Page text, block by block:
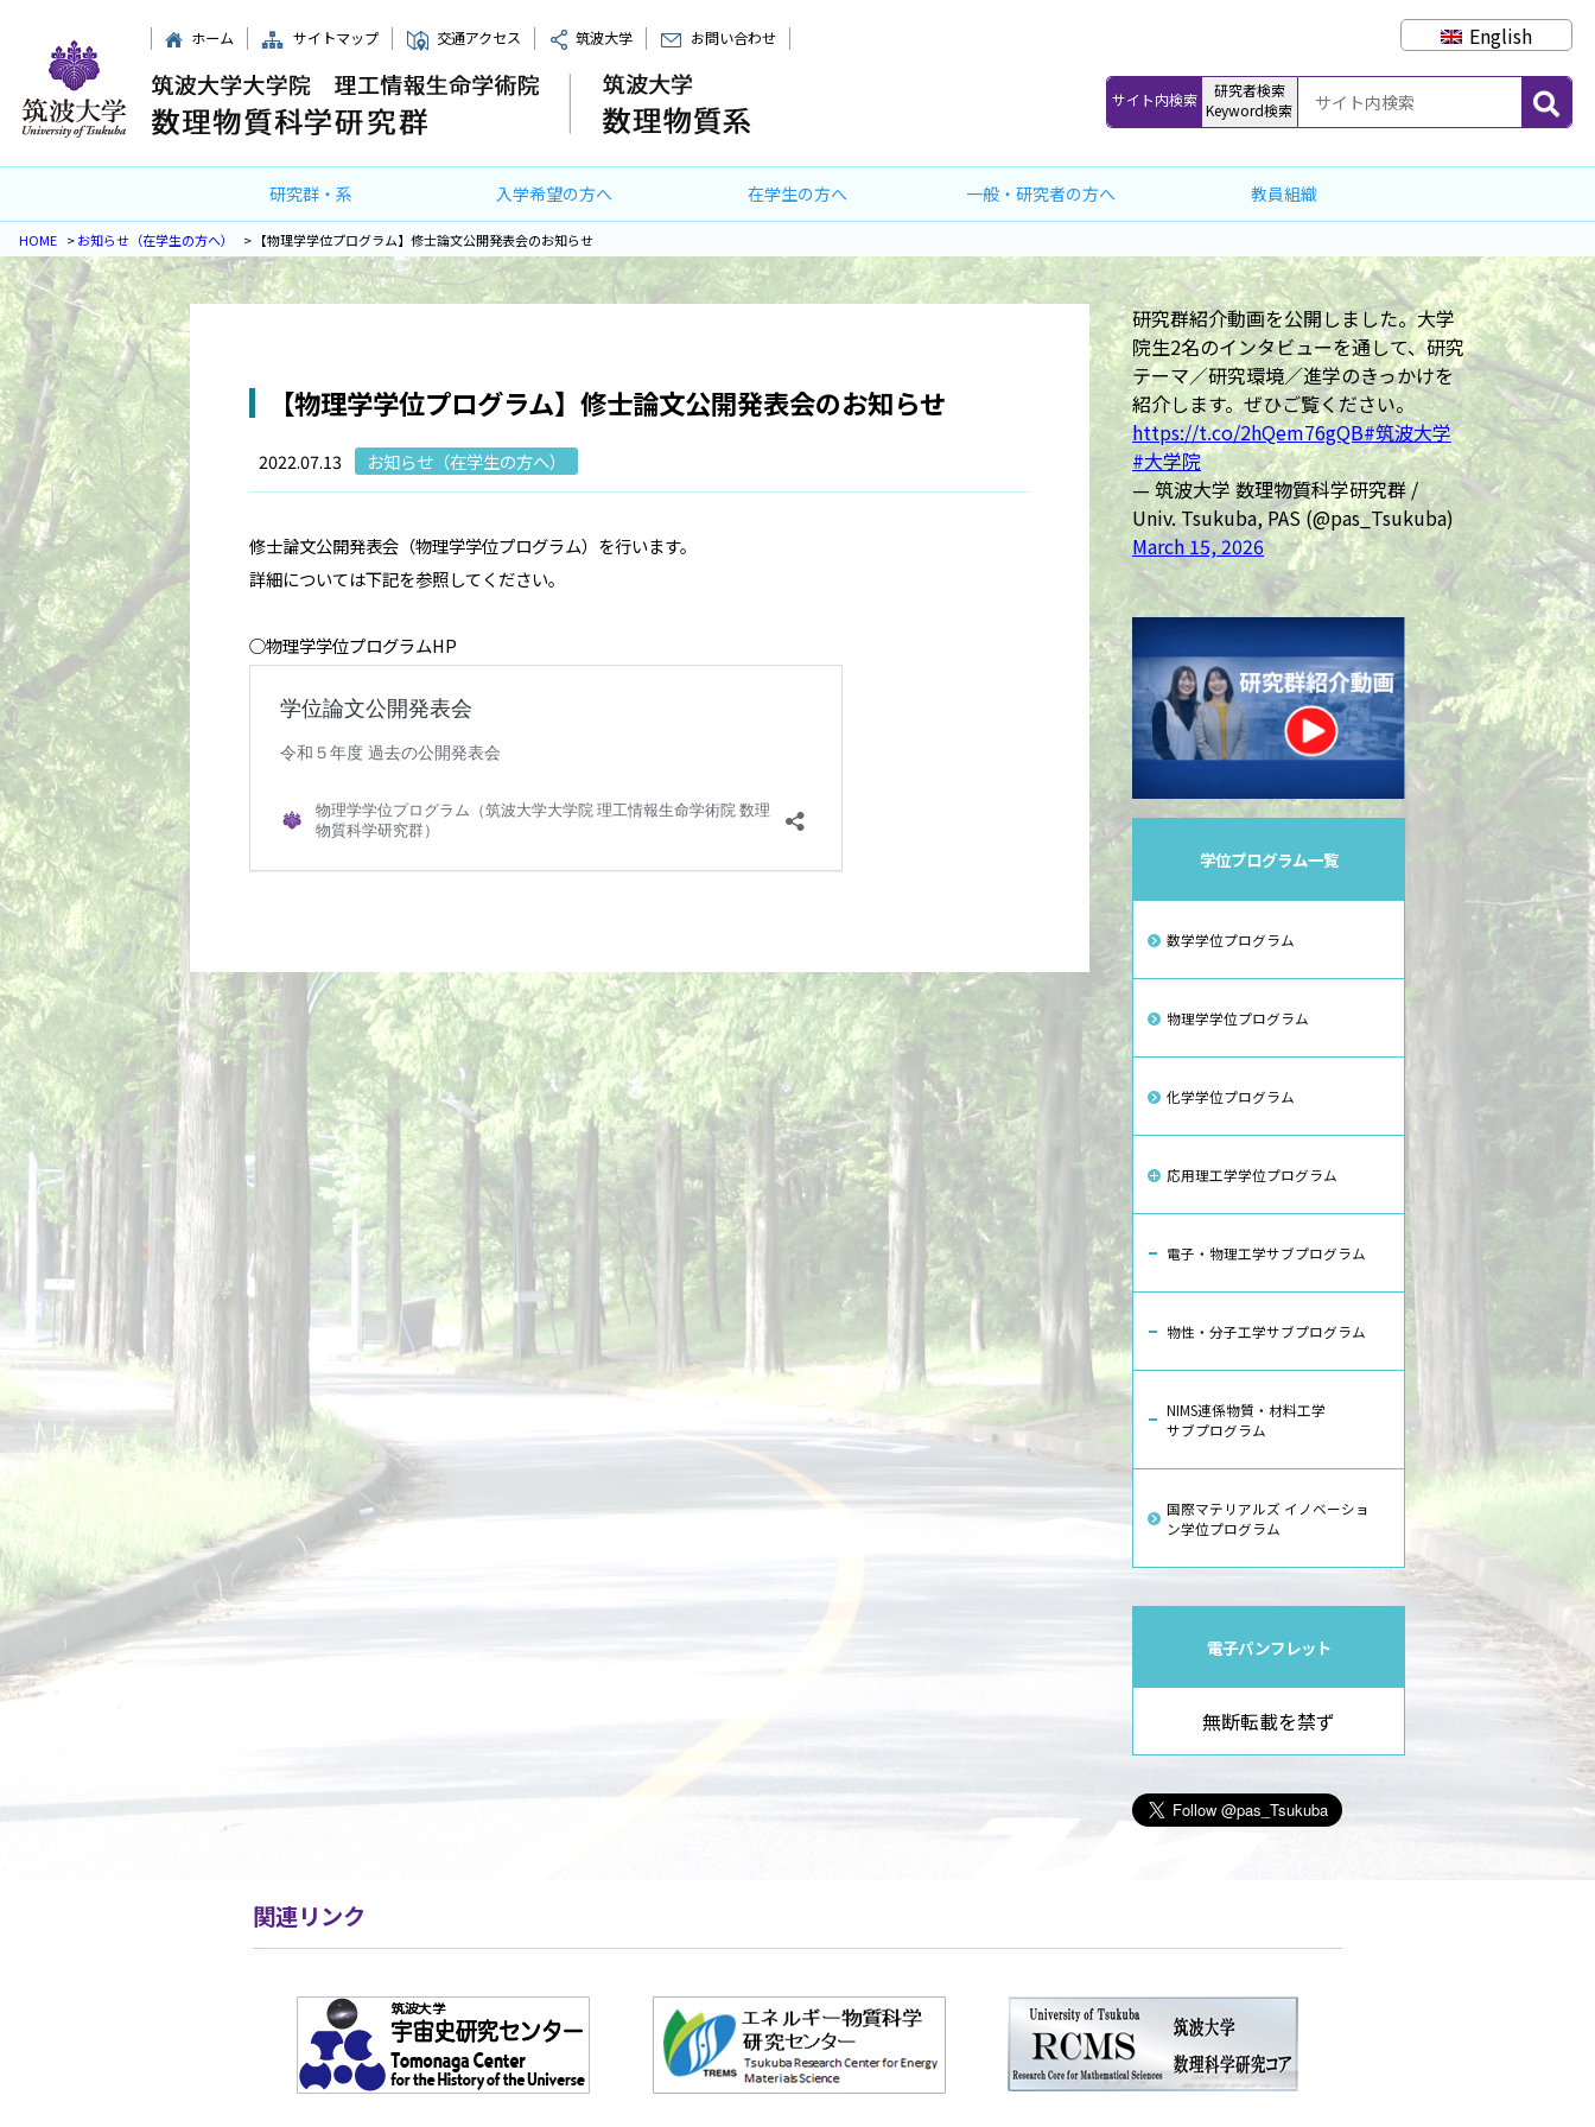
ホーム サイトマップ 交通アクセス 筑波大学 お問い合わせ English
サイト内検索
研究者検索
Keyword検索
研究群・系 入学希望の方へ 在学生の方へ 一般・研究者の方へ 教員組織
HOME >お知らせ（在学生の方へ） > 【物理学学位プログラム】修士論文公開発表会のお知らせ
【物理学学位プログラム】修士論文公開発表会のお知らせ
2022.07.13 お知らせ（在学生の方へ）
修士論文公開発表会（物理学学位プログラム）を行います。
詳細については下記を参照してください。
○物理学学位プログラムHP
研究群紹介動画を公開しました。大学
院生2名のインタビューを通して、研究
テーマ／研究環境／進学のきっかけを
紹介します。ぜひご覧ください。
https://t.co/2hQem76gQB#筑波大学
#大学院
— 筑波大学 数理物質科学研究群 /
Univ. Tsukuba, PAS (@pas_Tsukuba)
March 15, 2026
学位プログラム一覧
数学学位プログラム
物理学学位プログラム
化学学位プログラム
応用理工学学位プログラム
電子・物理工学サブプログラム
物性・分子工学サブプログラム
NIMS連係物質・材料工学
サブプログラム
国際マテリアルズ イノベーショ
ン学位プログラム
電子パンフレット
無断転載を禁ず
関連リンク